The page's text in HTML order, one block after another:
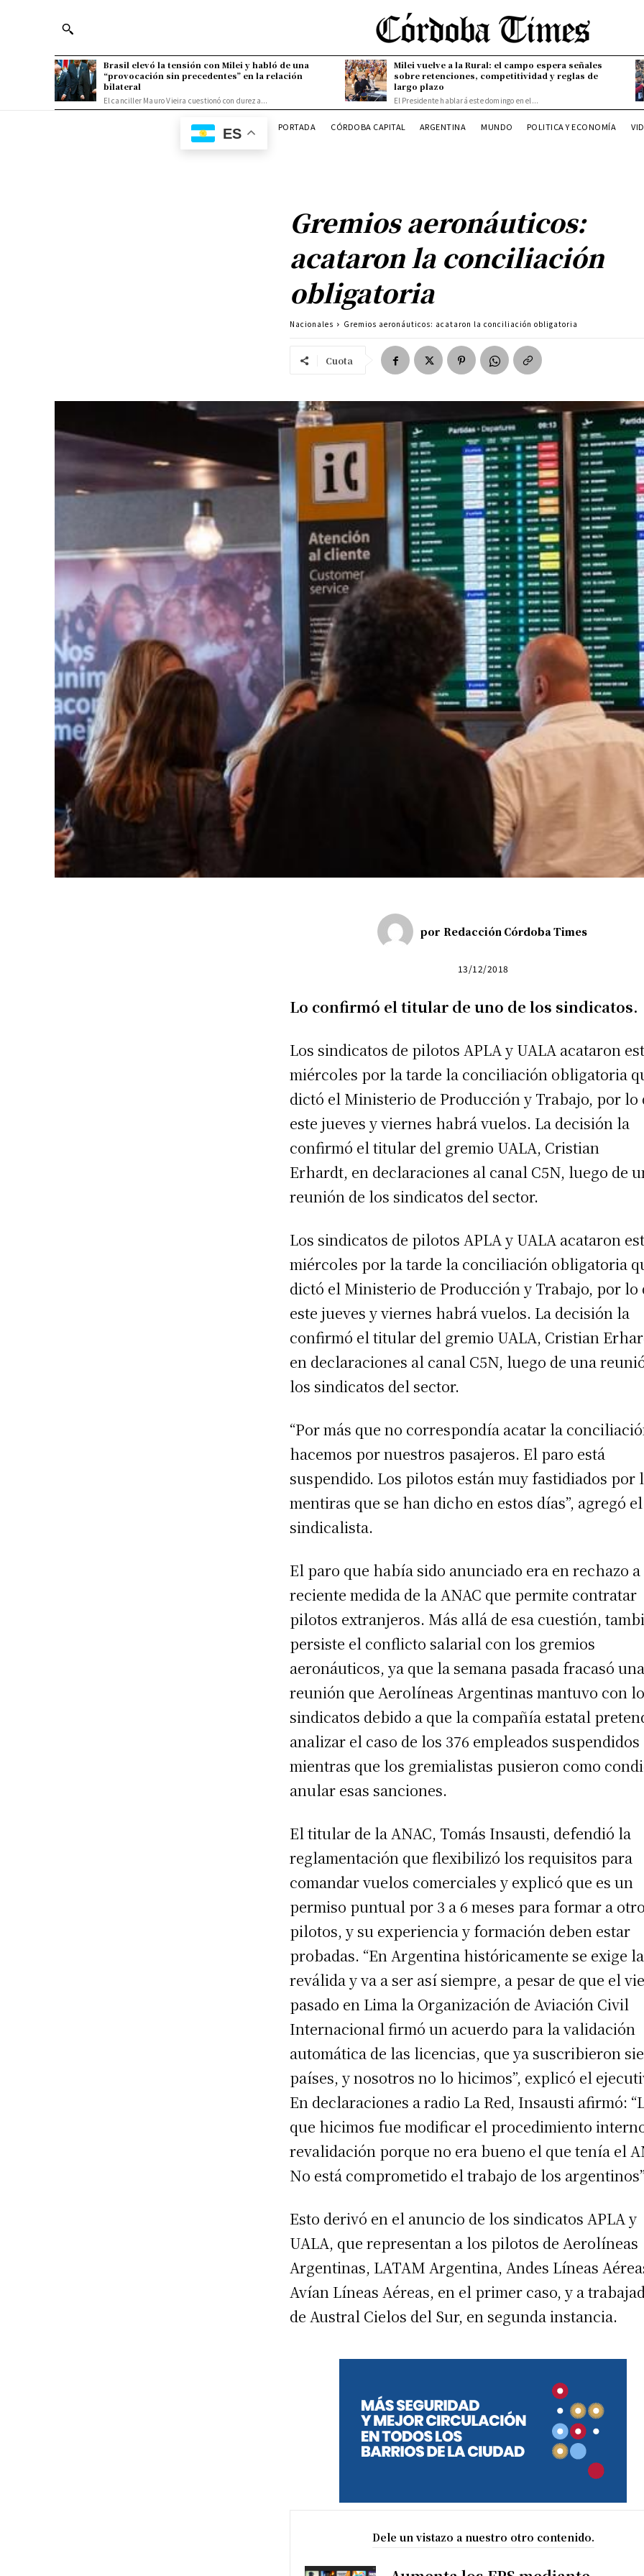
Brasil elevó la tensión con Milei y habló de una
“provocación sin precedentes” en la relación
bilateral
El canciller Mauro Vieira cuestionó con dureza...
Milei vuelve a la Rural: el campo espera señales
sobre retenciones, competitividad y reglas de
largo plazo
El Presidente hablará este domingo en el...
ES PORTADA CÓRDOBA CAPITAL ARGENTINA MUNDO POLITICA Y ECONOMÍA
Gremios aeronáuticos:
acataron la conciliación
obligatoria
Nacionales Gremios aeronáuticos: acataron la conciliación obligatoria
Cuota
por Redacción Córdoba Times
13/12/2018
Lo confirmó el titular de uno de los sindicatos.
Los sindicatos de pilotos APLA y UALA acataron
miércoles por la tarde la conciliación obligatoria
dictó el Ministerio de Producción y Trabajo, por lo
este jueves y viernes habrá vuelos. La decisión la
confirmó el titular del gremio UALA, Cristian
Erhardt, en declaraciones al canal C5N, luego de
reunión de los sindicatos del sector.
Los sindicatos de pilotos APLA y UALA acataron
miércoles por la tarde la conciliación obligatoria
dictó el Ministerio de Producción y Trabajo, por lo
este jueves y viernes habrá vuelos. La decisión la
confirmó el titular del gremio UALA, Cristian
en declaraciones al canal C5N, luego de una
los sindicatos del sector.
“Por más que no correspondía acatar la
hacemos por nuestros pasajeros. El paro está
suspendido. Los pilotos están muy fastidiados por
mentiras que se han dicho en estos días”, agregó el
sindicalista.
El paro que había sido anunciado era en rechazo
reciente medida de la ANAC que permite contratar
pilotos extranjeros. Más allá de esa cuestión,
persiste el conflicto salarial con los gremios
aeronáuticos, ya que la semana pasada fracasó una
reunión que Aerolíneas Argentinas mantuvo con
sindicatos debido a que la compañía estatal
analizar el caso de los 376 empleados suspendidos
mientras que los gremialistas pusieron como
anular esas sanciones.
El titular de la ANAC, Tomás Insausti, defendió la
reglamentación que flexibilizó los requisitos para
comandar vuelos comerciales y explicó que es un
permiso puntual por 3 a 6 meses para formar a
pilotos, y su experiencia y formación deben estar
probadas. “En Argentina históricamente se exige la
reválida y va a ser así siempre, a pesar de que el
pasado en Lima la Organización de Aviación Civil
Internacional firmó un acuerdo para la validación
automática de las licencias, que ya suscribieron
países, y nosotros no lo hicimos”, explicó el
En declaraciones a radio La Red, Insausti afirmó:
que hicimos fue modificar el procedimiento
revalidación porque no era bueno el que tenía el
No está comprometido el trabajo de los
Esto derivó en el anuncio de los sindicatos APLA y
UALA, que representan a los pilotos de Aerolíneas
Argentinas, LATAM Argentina, Andes Líneas
Avían Líneas Aéreas, en el primer caso, y a
de Austral Cielos del Sur, en segunda instancia.
Dele un vistazo a nuestro otro contenido.